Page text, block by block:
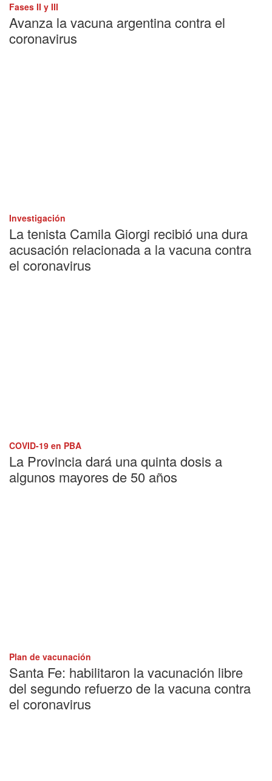
Fases II y III
Avanza la vacuna argentina contra el
coronavirus
Investigación
La tenista Camila Giorgi recibió una dura
acusación relacionada a la vacuna contra
el coronavirus
COVID-19 en PBA
La Provincia dará una quinta dosis a
algunos mayores de 50 años
Plan de vacunación
Santa Fe: habilitaron la vacunación libre
del segundo refuerzo de la vacuna contra
el coronavirus